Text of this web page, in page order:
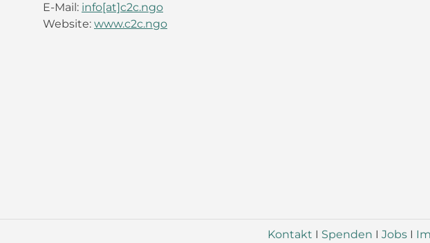
E-Mail: info[at]c2c.ngo
Website: www.c2c.ngo
Kontakt I Spenden I JobsI